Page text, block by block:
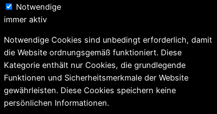
Notwendige
immer aktiv
Notwendige Cookies sind unbedingt erforderlich, damit
die Website ordnungsgemäß funktioniert. Diese
Kategorie enthält nur Cookies, die grundlegende
Funktionen und Sicherheitsmerkmale der Website
gewährleisten. Diese Cookies speichern keine
persönlichen Informationen.